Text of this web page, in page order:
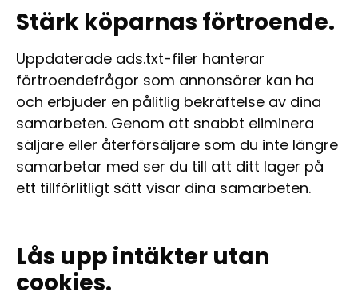
Stärk köparnas förtroende.
Uppdaterade ads.txt-filer hanterar
förtroendefrågor som annonsörer kan ha
och erbjuder en pålitlig bekräftelse av dina
samarbeten. Genom att snabbt eliminera
säljare eller återförsäljare som du inte längre
samarbetar med ser du till att ditt lager på
ett tillförlitligt sätt visar dina samarbeten.
Lås upp intäkter utan
cookies.